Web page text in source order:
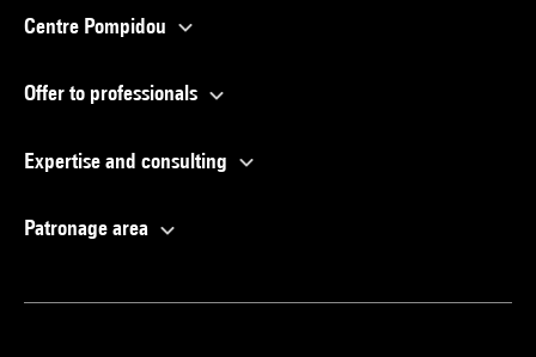
Centre Pompidou
Offer to professionals
Expertise and consulting
Patronage area